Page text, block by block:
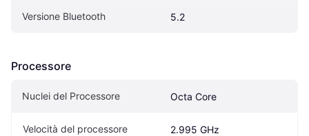
Versione Bluetooth 5.2
Processore
Nuclei del Processore Octa Core
Velocità del processore 2.995 GHz